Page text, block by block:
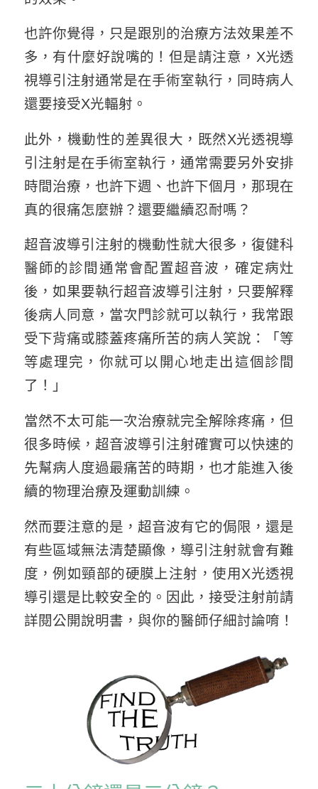
也許你覺得，只是跟別的治療方法效果差不
多，有什麼好說嘴的！但是請注意，X光透
視導引注射通常是在手術室執行，同時病人
還要接受X光輻射。
此外，機動性的差異很大，既然X光透視導
引注射是在手術室執行，通常需要另外安排
時間治療，也許下週、也許下個月，那現在
真的很痛怎麼辦？還要繼續忍耐嗎？
超音波導引注射的機動性就大很多，復健科
醫師的診間通常會配置超音波，確定病灶
後，如果要執行超音波導引注射，只要解釋
後病人同意，當次門診就可以執行，我常跟
受下背痛或膝蓋疼痛所苦的病人笑說：「等
等處理完，你就可以開心地走出這個診間
了！」
當然不太可能一次治療就完全解除疼痛，但
很多時候，超音波導引注射確實可以快速的
先幫病人度過最痛苦的時期，也才能進入後
續的物理治療及運動訓練。
然而要注意的是，超音波有它的侷限，還是
有些區域無法清楚顯像，導引注射就會有難
度，例如頸部的硬膜上注射，使用X光透視
導引還是比較安全的。因此，接受注射前請
詳閱公開說明書，與你的醫師仔細討論唷！